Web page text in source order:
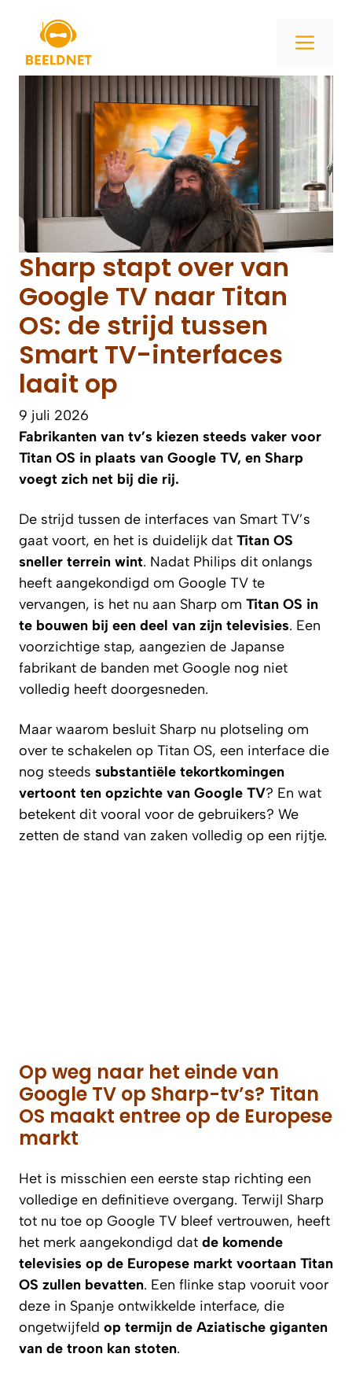
inhoud
Sharp stapt over van
Google TV naar Titan
OS: de strijd tussen
Smart TV-interfaces
laait op
9 juli 2026
Fabrikanten van tv’s kiezen steeds vaker voor
Titan OS in plaats van Google TV, en Sharp
voegt zich net bij die rij.
De strijd tussen de interfaces van Smart TV’s
gaat voort, en het is duidelijk dat Titan OS
sneller terrein wint. Nadat Philips dit onlangs
heeft aangekondigd om Google TV te
vervangen, is het nu aan Sharp om Titan OS in
te bouwen bij een deel van zijn televisies. Een
voorzichtige stap, aangezien de Japanse
fabrikant de banden met Google nog niet
volledig heeft doorgesneden.
Maar waarom besluit Sharp nu plotseling om
over te schakelen op Titan OS, een interface die
nog steeds substantiële tekortkomingen
vertoont ten opzichte van Google TV? En wat
betekent dit vooral voor de gebruikers? We
zetten de stand van zaken volledig op een rijtje.
Op weg naar het einde van
Google TV op Sharp-tv’s? Titan
OS maakt entree op de Europese
markt
Het is misschien een eerste stap richting een
volledige en definitieve overgang. Terwijl Sharp
tot nu toe op Google TV bleef vertrouwen, heeft
het merk aangekondigd dat de komende
televisies op de Europese markt voortaan Titan
OS zullen bevatten. Een flinke stap vooruit voor
deze in Spanje ontwikkelde interface, die
ongetwijfeld op termijn de Aziatische giganten
van de troon kan stoten.